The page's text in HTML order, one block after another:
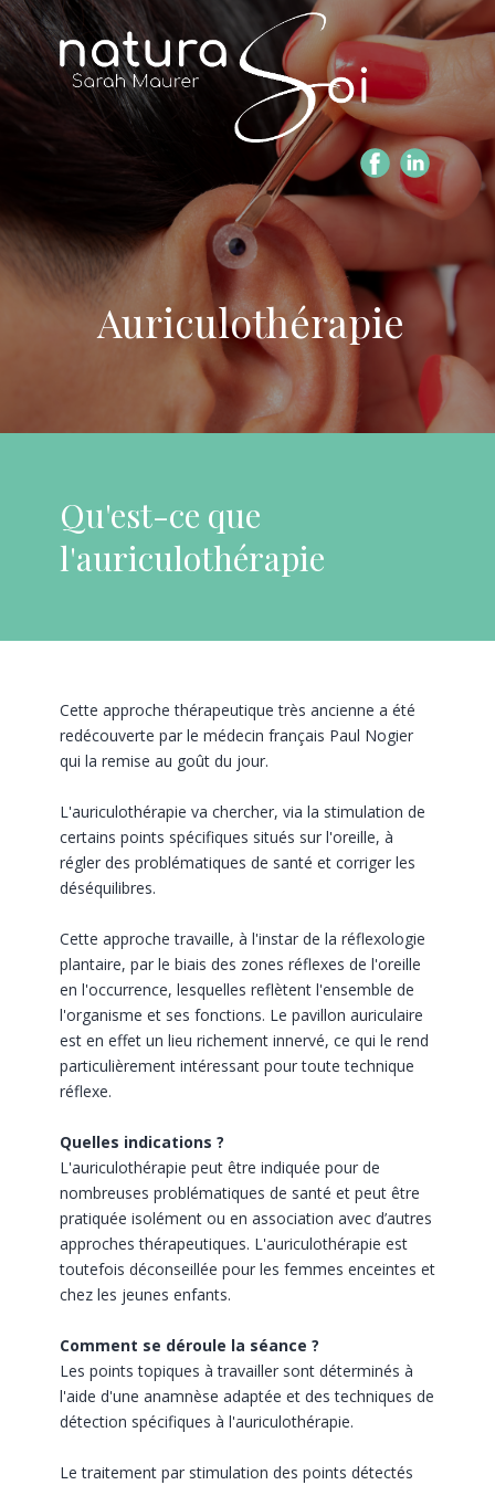
Auriculothérapie
Qu'est-ce que
l'auriculothérapie
Cette approche thérapeutique très ancienne a été
redécouverte par le médecin français Paul Nogier
qui la remise au goût du jour.
L'auriculothérapie va chercher, via la stimulation de
certains points spécifiques situés sur l'oreille, à
régler des problématiques de santé et corriger les
déséquilibres.
Cette approche travaille, à l'instar de la réflexologie
plantaire, par le biais des zones réflexes de l'oreille
en l'occurrence, lesquelles reflètent l'ensemble de
l'organisme et ses fonctions. Le pavillon auriculaire
est en effet un lieu richement innervé, ce qui le rend
particulièrement intéressant pour toute technique
réflexe.
Quelles indications ?
L'auriculothérapie peut être indiquée pour de
nombreuses problématiques de santé et peut être
pratiquée isolément ou en association avec d’autres
approches thérapeutiques. L'auriculothérapie est
toutefois déconseillée pour les femmes enceintes et
chez les jeunes enfants.
Comment se déroule la séance ?
Les points topiques à travailler sont déterminés à
l'aide d'une anamnèse adaptée et des techniques de
détection spécifiques à l'auriculothérapie.
Le traitement par stimulation des points détectés